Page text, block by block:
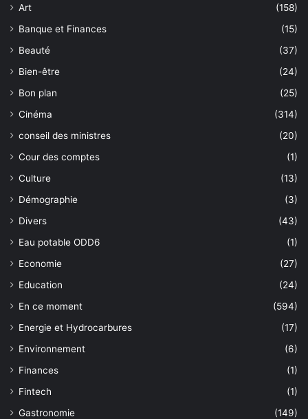
Art
(158)
Banque et Finances
(15)
Beauté
(37)
Bien-être
(24)
Bon plan
(25)
Cinéma
(314)
conseil des ministres
(20)
Cour des comptes
(1)
Culture
(13)
Démographie
(3)
Divers
(43)
Eau potable ODD6
(1)
Economie
(27)
Education
(24)
En ce moment
(594)
Energie et Hydrocarbures
(17)
Environnement
(6)
Finances
(1)
Fintech
(1)
Gastronomie
(149)